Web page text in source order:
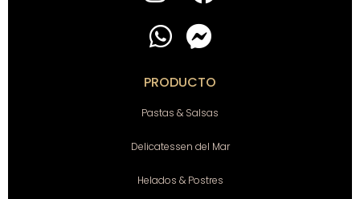
PRODUCTO
Pastas & Salsas
Delicatessen del Mar
Helados & Postres